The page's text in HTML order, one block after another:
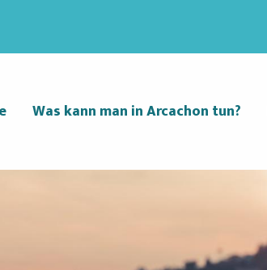
Was kann man in Arcachon tun?